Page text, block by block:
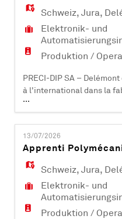
médicaux et
Schweiz,Jura,
Elektronik- und
Produktion /
PRECI-DIP SA –
à l'international dans la
composants électroniques
connecteurs). Certifiée
9100 et IATF 16949, elle
collaborateurs et est
industriels, aéronautiques,
médicaux et
...
13/07/2026
Apprenti
Schweiz,Jura,
Elektronik- und
Produktion /